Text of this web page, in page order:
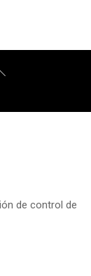
de control de